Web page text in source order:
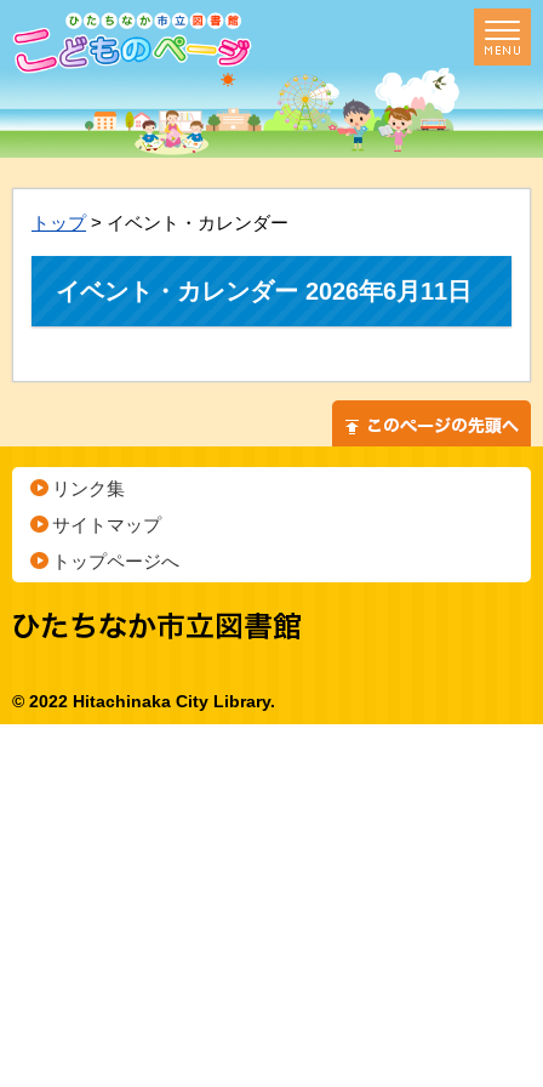
トップ> イベント・カレンダー
イベント・カレンダー 2026年6月11日
リンク集
サイトマップ
トップページへ
© 2022 Hitachinaka City Library.